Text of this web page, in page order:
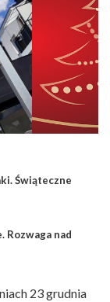
Świąteczne
Rozwaga nad
23 grudnia